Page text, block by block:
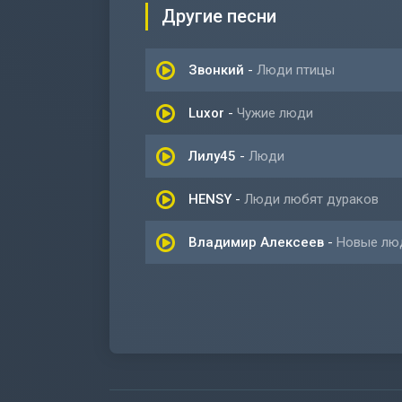
Другие песни
Звонкий - Люди птицы
Luxor - Чужие люди
Лилу45 - Люди
HENSY- Люди любят дураков
Владимир Алексеев - Новые